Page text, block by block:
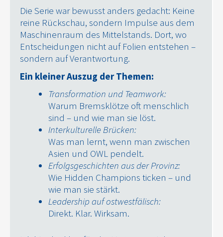
Die Serie war bewusst anders gedacht: Keine
reine Rückschau, sondern Impulse aus dem
Maschinenraum des Mittelstands. Dort, wo
Entscheidungen nicht auf Folien entstehen –
sondern auf Verantwortung.
Ein kleiner Auszug der Themen:
Transformation und Teamwork:
Warum Bremsklötze oft menschlich
sind – und wie man sie löst.
Interkulturelle Brücken:
Was man lernt, wenn man zwischen
Asien und OWL pendelt.
Erfolgsgeschichten aus der Provinz:
Wie Hidden Champions ticken – und
wie man sie stärkt.
Leadership auf ostwestfälisch:
Direkt. Klar. Wirksam.